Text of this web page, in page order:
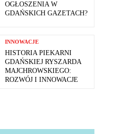
OGŁOSZENIA W
GDAŃSKICH GAZETACH?
INNOWACJE
HISTORIA PIEKARNI
GDAŃSKIEJ RYSZARDA
MAJCHROWSKIEGO:
ROZWÓJ I INNOWACJE